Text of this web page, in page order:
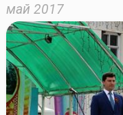
май 2017